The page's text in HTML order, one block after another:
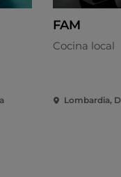
FAM
Cocina local
Lombardia,